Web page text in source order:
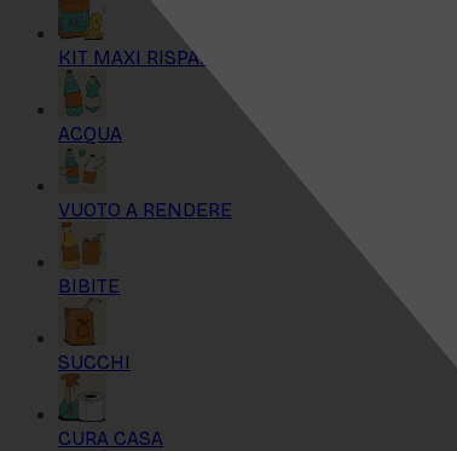
KIT MAXI RISPARMIO
ACQUA
VUOTO A RENDERE
BIBITE
SUCCHI
CURA CASA